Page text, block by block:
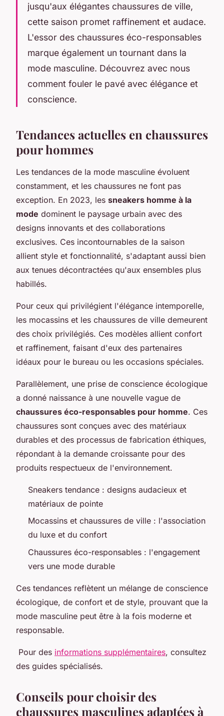
jusqu'aux élégantes chaussures de ville,
cette saison promet raffinement et audace.
L'essor des chaussures éco-responsables
marque également un tournant dans la
mode masculine. Découvrez avec nous
comment fouler le pavé avec élégance et
conscience.
Tendances actuelles en chaussures
pour hommes
Les tendances de la mode masculine évoluent
constamment, et les chaussures ne font pas
exception. En 2023, les sneakers homme à la
mode dominent le paysage urbain avec des
designs innovants et des collaborations
exclusives. Ces incontournables de la saison
allient style et fonctionnalité, s'adaptant aussi bien
aux tenues décontractées qu'aux ensembles plus
habillés.
Pour ceux qui privilégient l'élégance intemporelle,
les mocassins et les chaussures de ville demeurent
des choix privilégiés. Ces modèles allient confort
et raffinement, faisant d'eux des partenaires
idéaux pour le bureau ou les occasions spéciales.
Parallèlement, une prise de conscience écologique
a donné naissance à une nouvelle vague de
chaussures éco-responsables pour homme. Ces
chaussures sont conçues avec des matériaux
durables et des processus de fabrication éthiques,
répondant à la demande croissante pour des
produits respectueux de l'environnement.
Sneakers tendance : designs audacieux et
matériaux de pointe
Mocassins et chaussures de ville : l'association
du luxe et du confort
Chaussures éco-responsables : l'engagement
vers une mode durable
Ces tendances reflètent un mélange de conscience
écologique, de confort et de style, prouvant que la
mode masculine peut être à la fois moderne et
responsable.
Pour des informations supplémentaires, consultez
des guides spécialisés.
Conseils pour choisir des
chaussures masculines adaptées à